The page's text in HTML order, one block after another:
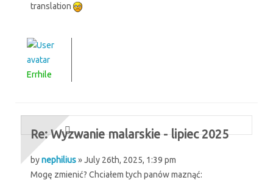
translation
Errhile
Re: Wyzwanie malarskie - lipiec 2025
bynephilius» July 26th, 2025, 1:39 pm
Mogę zmienić? Chciałem tych panów maznąć: